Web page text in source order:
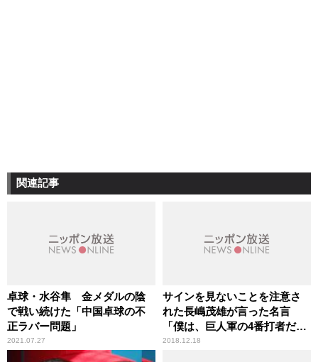
関連記事
卓球・水谷隼 金メダルの陰
で戦い続けた「中国卓球の不
正ラバー問題」
2021.07.27
サインを見ないことを注意さ
れた長嶋茂雄が言った名言
「僕は、巨人軍の4番打者だ
よ。サインなんて、“打て”以
2018.12.18